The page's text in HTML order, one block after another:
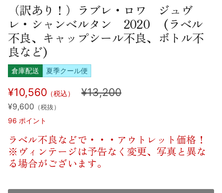
（訳あり！）ラブレ・ロワ ジュヴ
レ・シャンベルタン 2020 (ラベル
不良、キャップシール不良、ボトル不
良など)
倉庫配送 夏季クール便
¥10,560 （税込） ¥13,200
¥9,600 （税抜）
96 ポイント
ラベル不良などで・・・アウトレット価格！
※ヴィンテージは予告なく変更、写真と異な
る場合がございます。